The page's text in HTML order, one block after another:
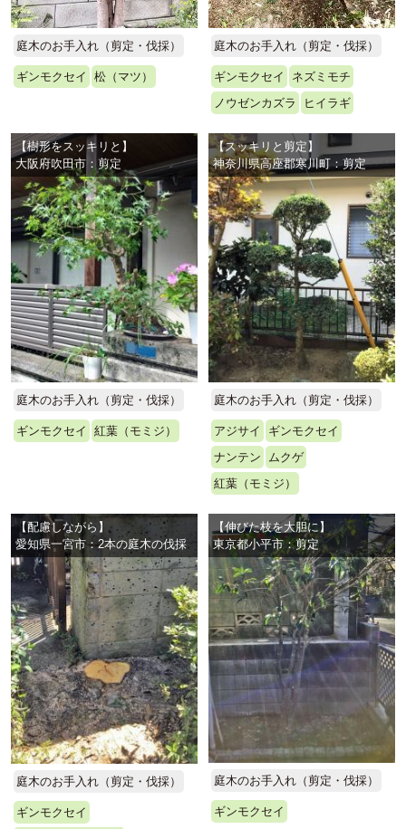
庭木のお手入れ（剪定・伐採）
ギンモクセイ 松（マツ）
庭木のお手入れ（剪定・伐採）
ギンモクセイ
ネズミモチ
ノウゼンカズラ
ヒイラギ
【樹形をスッキリと】
大阪府吹田市：剪定
庭木のお手入れ（剪定・伐採）
ギンモクセイ 紅葉（モミジ）
【スッキリと剪定】
神奈川県高座郡寒川町：剪定
庭木のお手入れ（剪定・伐採）
アジサイ
ギンモクセイ
ナンテン
ムクゲ
紅葉（モミジ）
【配慮しながら】
愛知県一宮市：2本の庭木の伐採
庭木のお手入れ（剪定・伐採）
ギンモクセイ
【伸びた枝を大胆に】
東京都小平市：剪定
庭木のお手入れ（剪定・伐採）
ギンモクセイ